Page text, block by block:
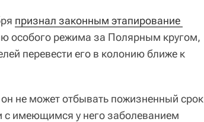
признал законным этапирование
особого режима за Полярным кругом,
перевести его в колонию ближе к
не может отбывать пожизненный срок
с имеющимся у него заболеванием